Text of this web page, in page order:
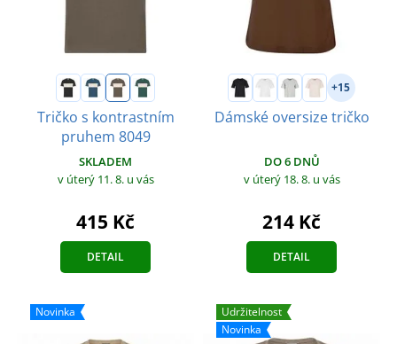
Tričko s kontrastním
pruhem 8049
SKLADEM
v úterý 11. 8. u vás
415 Kč
DETAIL
+15
Dámské oversize tričko
DO 6 DNŮ
v úterý 18. 8. u vás
214 Kč
DETAIL
Novinka
Udržitelnost
Novinka